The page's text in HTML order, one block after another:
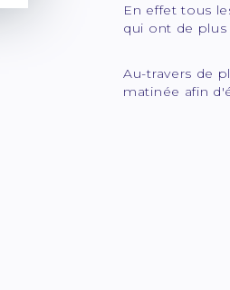
En effet tous
qui ont de
Au-travers de
matinée afin